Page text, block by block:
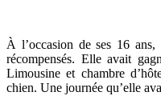
À l’occasion de ses 16
récompensés. Elle avait
Limousine et chambre
chien. Une journée qu’elle